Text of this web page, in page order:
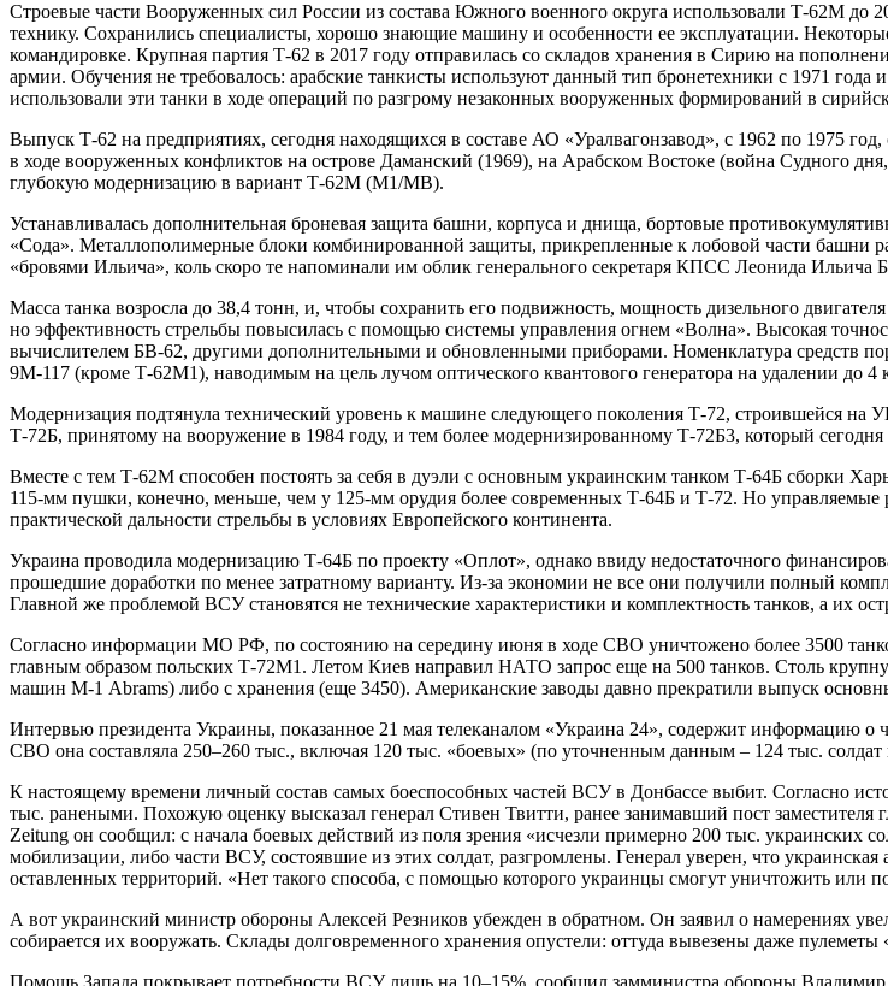
Строевые части Вооруженных сил России из состава Южного военного округа использовали Т-62М до
технику. Сохранились специалисты, хорошо знающие машину и особенности ее эксплуатации.
командировке. Крупная партия Т-62 в 2017 году отправилась со складов хранения в Сирию на
армии. Обучения не требовалось: арабские танкисты используют данный тип бронетехники с 1971
использовали эти танки в ходе операций по разгрому незаконных вооруженных формирований в
Выпуск Т-62 на предприятиях, сегодня находящихся в составе АО «Уралвагонзавод», с 1962 по 1975
в ходе вооруженных конфликтов на острове Даманский (1969), на Арабском Востоке (война Судного
глубокую модернизацию в вариант Т-62М (М1/МВ).
Устанавливалась дополнительная броневая защита башни, корпуса и днища, бортовые
«Сода». Металлополимерные блоки комбинированной защиты, прикрепленные к лобовой части башни
«бровями Ильича», коль скоро те напоминали им облик генерального секретаря КПСС Леонида Ильича
Масса танка возросла до 38,4 тонн, и, чтобы сохранить его подвижность, мощность дизельного
но эффективность стрельбы повысилась с помощью системы управления огнем «Волна». Высокая
вычислителем БВ-62, другими дополнительными и обновленными приборами. Номенклатура средств
9М-117 (кроме Т-62М1), наводимым на цель лучом оптического квантового генератора на удалении до 4
Модернизация подтянула технический уровень к машине следующего поколения Т-72, строившейся на
Т-72Б, принятому на вооружение в 1984 году, и тем более модернизированному Т-72Б3, который сегодня
Вместе с тем Т-62М способен постоять за себя в дуэли с основным украинским танком Т-64Б сборки
115-мм пушки, конечно, меньше, чем у 125-мм орудия более современных Т-64Б и Т-72. Но управляемые
практической дальности стрельбы в условиях Европейского континента.
Украина проводила модернизацию Т-64Б по проекту «Оплот», однако ввиду недостаточного
прошедшие доработки по менее затратному варианту. Из-за экономии не все они получили полный
Главной же проблемой ВСУ становятся не технические характеристики и комплектность танков, а их
Согласно информации МО РФ, по состоянию на середину июня в ходе СВО уничтожено более 3500
главным образом польских Т-72М1. Летом Киев направил НАТО запрос еще на 500 танков. Столь
машин М-1 Abrams) либо с хранения (еще 3450). Американские заводы давно прекратили выпуск
Интервью президента Украины, показанное 21 мая телеканалом «Украина 24», содержит информацию
СВО она составляла 250–260 тыс., включая 120 тыс. «боевых» (по уточненным данным – 124 тыс.
К настоящему времени личный состав самых боеспособных частей ВСУ в Донбассе выбит. Согласно
тыс. ранеными. Похожую оценку высказал генерал Стивен Твитти, ранее занимавший пост
Zeitung он сообщил: с начала боевых действий из поля зрения «исчезли примерно 200 тыс.
мобилизации, либо части ВСУ, состоявшие из этих солдат, разгромлены. Генерал уверен, что
оставленных территорий. «Нет такого способа, с помощью которого украинцы смогут уничтожить или
А вот украинский министр обороны Алексей Резников убежден в обратном. Он заявил о намерениях
собирается их вооружать. Склады долговременного хранения опустели: оттуда вывезены даже